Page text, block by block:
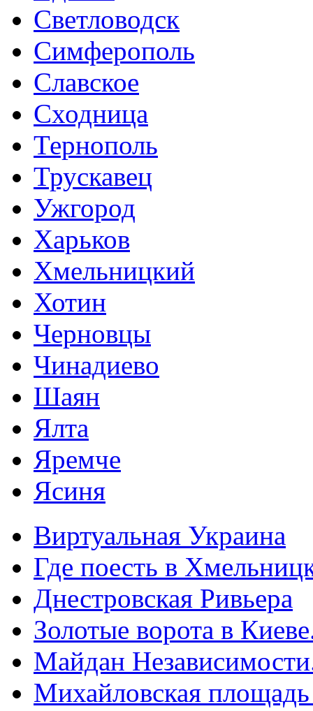
Светловодск
Симферополь
Славское
Сходница
Тернополь
Трускавец
Ужгород
Харьков
Хмельницкий
Хотин
Черновцы
Чинадиево
Шаян
Ялта
Яремче
Ясиня
Виртуальная Украина
Где поесть в
Днестровская Ривьера
Золотые ворота в
Майдан
Михайловская